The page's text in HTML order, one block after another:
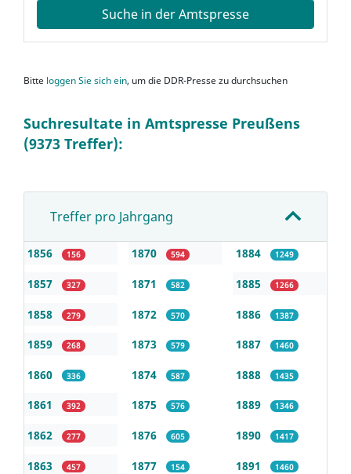
Suche in der Amtspresse
Bitte loggen Sie sich ein, um die DDR-Presse zu durchsuchen
Suchresultate in Amtspresse Preußens
(9373 Treffer):
Treffer pro Jahrgang
1856 156
1857 327
1858 279
1859 268
1860 336
1861 392
1862 277
1863 457
1870 594
1871 582
1872 570
1873 579
1874 587
1875 576
1876 605
1877 154
1884 1249
1885 1266
1886 1387
1887 1460
1888 1435
1889 1346
1890 1417
1891 1460